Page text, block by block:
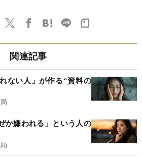
関連記事
ない人」が作る“資料の
か嫌われる」という人の